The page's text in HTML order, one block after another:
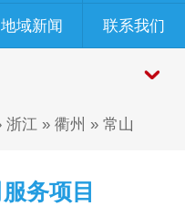
地域新闻 联系我们
浙江 » 衢州 » 常山
务项目